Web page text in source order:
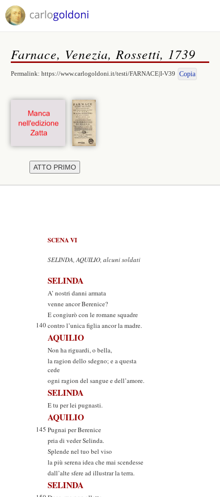
Farnace, Venezia, Rossetti, 1739
Permalink:https://www.carlogoldoni.it/testi/FARNACE|I-V39 Copia
SCENA VI
SELINDA, AQUILIO, alcuni soldati
SELINDA
A’ nostri danni armata
venne ancor Berenice?
E congiurò con le romane squadre
140contro l’unica figlia ancor la madre.
AQUILIO
Non ha riguardi, o bella,
la ragion dello sdegno; e a questa
cede
ogni ragion del sangue e dell’amore.
SELINDA
E tu per lei pugnasti.
AQUILIO
145 Pugnai per Berenice
pria di veder Selinda.
Splende nel tuo bel viso
la più serena idea che mai scendesse
dall’alte sfere ad illustrar la terra.
SELINDA